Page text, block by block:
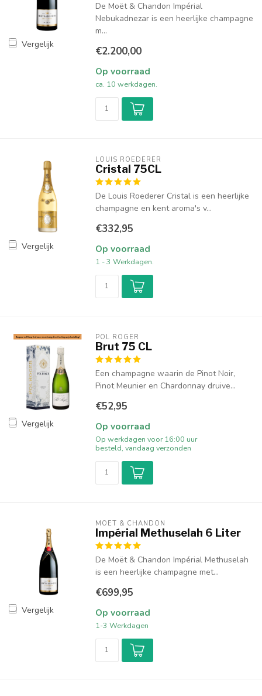
Vergelijk
De Moët & Chandon Impérial
Nebukadnezar is een heerlijke champagne
m...
€2.200,00
Op voorraad
ca. 10 werkdagen.
Vergelijk
LOUIS ROEDERER
Cristal 75CL
De Louis Roederer Cristal is een heerlijke
champagne en kent aroma's v...
€332,95
Op voorraad
1 - 3 Werkdagen.
Vergelijk
POL ROGER
Brut 75 CL
Een champagne waarin de Pinot Noir,
Pinot Meunier en Chardonnay druive...
€52,95
Op voorraad
Op werkdagen voor 16:00 uur
besteld, vandaag verzonden
Vergelijk
MOËT & CHANDON
Impérial Methuselah 6 Liter
De Moët & Chandon Impérial Methuselah
is een heerlijke champagne met...
€699,95
Op voorraad
1-3 Werkdagen